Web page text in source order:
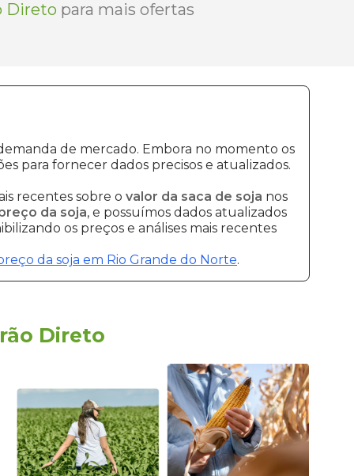
Direto para mais ofertas
de mercado. Embora no momento os
para fornecer dados precisos e atualizados.
recentes sobre o valor da saca de soja nos
da soja, e possuímos dados atualizados
os preços e análises mais recentes
da soja em Rio Grande do Norte.
Direto